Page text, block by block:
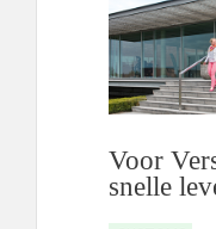
Voor
snelle